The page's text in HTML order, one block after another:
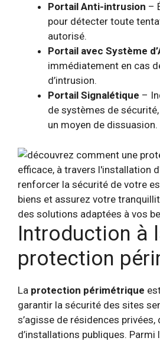
Portail Anti-intrusion –
pour détecter toute
autorisé.
Portail avec Système
immédiatement en cas
d’intrusion.
Portail Signalétique –
de systèmes de
un moyen de dissuasion.
Introduction à
protection
La protection périmétrique
garantir la sécurité des sites
s’agisse de résidences privées,
d’installations publiques.